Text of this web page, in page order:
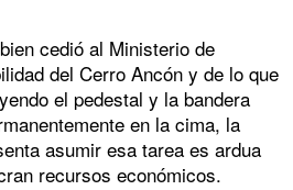
cedió al Ministerio de
del Cerro Ancón y de lo que
el pedestal y la bandera
en la cima, la
asumir esa tarea es ardua
recursos económicos.